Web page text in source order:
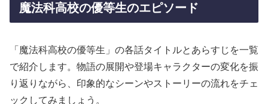
魔法科高校の優等生のエピソード
「魔法科高校の優等生」の各話タイトルとあらすじを一覧
で紹介します。物語の展開や登場キャラクターの変化を振
り返りながら、印象的なシーンやストーリーの流れをチェ
ックしてみましょう。